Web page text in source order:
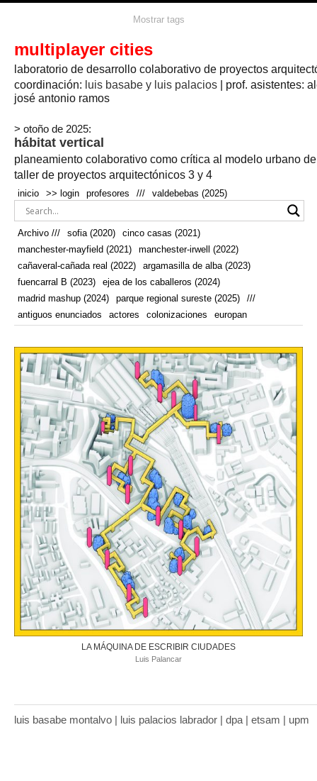
agricultura agricultura circular
arquitectura textil arte artesanía
bicicletas biodiversidad biorrefinería biotecnología bloque lineal
bodega bosque botánica caminos camping campo
cañada
real
canal cañaveral
real
cocina colaboración
autonoma
conectar
cooperativa crecimiento cueva cultivo cultivos deporte
don
quijote
ecosistema ejea de los caballeros
renovables
enterrado espacio social espacio verde
estructura europan fauna
fernández del amo festival fiesta flexibilidad fotomontaje
fuencarral b gastronomía geologia
geometrización curvas de
nivel
grúas habitar habitat hábitat hotel
infraestructura inmigración instalaciones invernadero
laguna línea del tiempo lineal longitudinal
manchester mapeo marihuana mayfield
mercado
modular modulo módulo
naturaleza negociaciones nómada nucleos olivos paisaje
paisaje productivo paneles solares paragüas parking pasarelas
pintura plantas plegable prefabricado presa private producción
productivo protección de los ecosistemas
pueblo de
colonización
rave recorrido regadío
regeneración
remolacha
retiro rio ruina ruinas sistema social
sociedad
sombra
sostenibilidad sota tecnología tejido
telas
temporalidad
temporeros territorio tiempo tierra torre
torres trabajo trama urbana transporte turismo urbanismo
vegetacion vegetación vertedero viñedos vino visión
vision vivienda vivienda adosada vivienda en
altura vivienda minima vivienda social vivienda temporal
yoga
Mostrar tags
multiplayer cities
laboratorio de desarrollo colaborativo de proyectos
coordinación: luis basabe y luis palacios | prof. asistentes:
josé antonio ramos
> otoño de 2025:
hábitat vertical
planeamiento colaborativo como crítica al modelo urbano
taller de proyectos arquitectónicos 3 y 4
inicio >> login profesores /// valdebebas (2025)
Archivo /// sofia (2020)
cinco casas (2021)
manchester-mayfield (2021)
manchester-irwell (2022)
cañaveral-cañada real (2022)
argamasilla de alba (2023)
fuencarral B (2023)
ejea de los caballeros (2024)
madrid mashup (2024)
parque regional sureste (2025)
///
antiguos enunciados
actores colonizaciones europan
LA MÁQUINA DE ESCRIBIR CIUDADES
Luis Palancar
luis basabe montalvo | luis palacios labrador | dpa | etsam | upm